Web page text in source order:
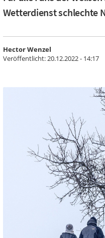
Wetterdienst schlechte
Hector Wenzel
Veröffentlicht:20.12.2022 - 14:17